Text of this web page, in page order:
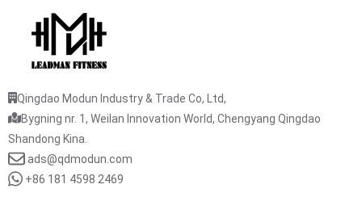
Qingdao Modun Industry & Trade Co, Ltd,
Bygning nr. 1, Weilan Innovation World, Chengyang Qingdao
Shandong Kina.
ads@qdmodun.com
+86 181 4598 2469